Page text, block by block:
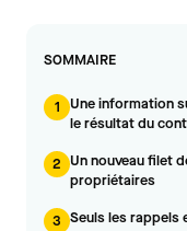
SOMMAIRE
1
Une information
le résultat du
2 Un nouveau filet
propriétaires
3 Seuls les rappels